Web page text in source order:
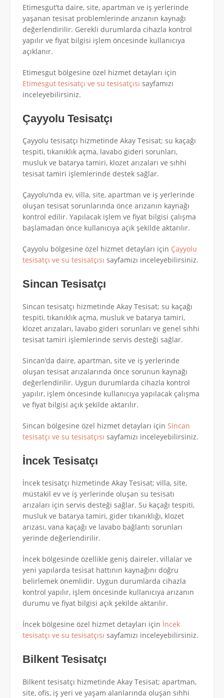
Etimesgut’ta daire, site, apartman ve iş yerlerinde
yaşanan tesisat problemlerinde arızanın kaynağı
değerlendirilir. Gerekli durumlarda cihazla kontrol
yapılır ve fiyat bilgisi işlem öncesinde kullanıcıya
açıklanır.
Etimesgut bölgesine özel hizmet detayları için
Etimesgut tesisatçı ve su tesisatçısı sayfamızı
inceleyebilirsiniz.
Çayyolu Tesisatçı
Çayyolu tesisatçı hizmetinde Akay Tesisat; su kaçağı
tespiti, tıkanıklık açma, lavabo gideri sorunları,
musluk ve batarya tamiri, klozet arızaları ve sıhhi
tesisat tamiri işlemlerinde destek sağlar.
Çayyolu’nda ev, villa, site, apartman ve iş yerlerinde
oluşan tesisat sorunlarında önce arızanın kaynağı
kontrol edilir. Yapılacak işlem ve fiyat bilgisi çalışma
başlamadan önce kullanıcıya açık şekilde aktarılır.
Çayyolu bölgesine özel hizmet detayları için Çayyolu
tesisatçı ve su tesisatçısı sayfamızı inceleyebilirsiniz.
Sincan Tesisatçı
Sincan tesisatçı hizmetinde Akay Tesisat; su kaçağı
tespiti, tıkanıklık açma, musluk ve batarya tamiri,
klozet arızaları, lavabo gideri sorunları ve genel sıhhi
tesisat tamiri işlemlerinde servis desteği sağlar.
Sincan’da daire, apartman, site ve iş yerlerinde
oluşan tesisat arızalarında önce sorunun kaynağı
değerlendirilir. Uygun durumlarda cihazla kontrol
yapılır, işlem öncesinde kullanıcıya yapılacak çalışma
ve fiyat bilgisi açık şekilde aktarılır.
Sincan bölgesine özel hizmet detayları için Sincan
tesisatçı ve su tesisatçısı sayfamızı inceleyebilirsiniz.
İncek Tesisatçı
İncek tesisatçı hizmetinde Akay Tesisat; villa, site,
müstakil ev ve iş yerlerinde oluşan su tesisatı
arızaları için servis desteği sağlar. Su kaçağı tespiti,
musluk ve batarya tamiri, gider tıkanıklığı, klozet
arızası, vana kaçağı ve lavabo bağlantı sorunları
yerinde değerlendirilir.
İncek bölgesinde özellikle geniş daireler, villalar ve
yeni yapılarda tesisat hattının kaynağını doğru
belirlemek önemlidir. Uygun durumlarda cihazla
kontrol yapılır, işlem öncesinde kullanıcıya arızanın
durumu ve fiyat bilgisi açık şekilde aktarılır.
İncek bölgesine özel hizmet detayları için İncek
tesisatçı ve su tesisatçısı sayfamızı inceleyebilirsiniz.
Bilkent Tesisatçı
Bilkent tesisatçı hizmetinde Akay Tesisat; apartman,
site, ofis, iş yeri ve yaşam alanlarında oluşan sıhhi